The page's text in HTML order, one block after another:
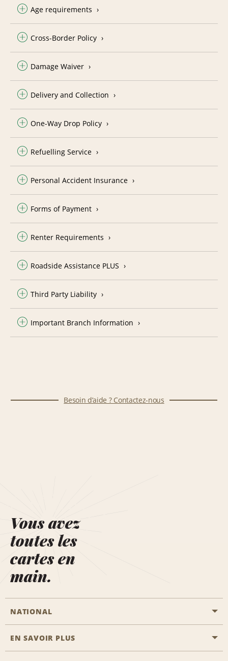
Age requirements
Cross-Border Policy
Damage Waiver
Delivery and Collection
One-Way Drop Policy
Refuelling Service
Personal Accident Insurance
Forms of Payment
Renter Requirements
Roadside Assistance PLUS
Third Party Liability
Important Branch Information
Besoin d’aide ? Contactez-nous
Vous avez
toutes les
cartes en
main.
NATIONAL
Passer une réservation
EN SAVOIR PLUS